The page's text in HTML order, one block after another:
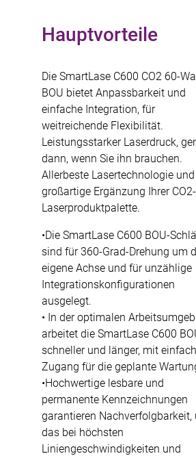
Hauptvorteile
Die SmartLase C600 CO2 60-
BOU bietet Anpassbarkeit und
einfache Integration, für
weitreichende Flexibilität.
Leistungsstarker Laserdruck,
dann, wenn Sie ihn brauchen.
Allerbeste Lasertechnologie
großartige Ergänzung Ihrer CO2-
Laserproduktpalette.
•Die SmartLase C600 BOU-
sind für 360-Grad-Drehung um
eigene Achse und für unzählige
Integrationskonfigurationen
ausgelegt.
• In der optimalen
arbeitet die SmartLase C600
schneller und länger, mit
Zugang für die geplante
•Hochwertige lesbare und
permanente Kennzeichnungen
garantieren Nachverfolgbarkeit,
das bei höchsten
Liniengeschwindigkeiten und